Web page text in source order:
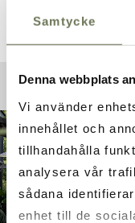
Samtycke
Denna webbplats
Vi använder
innehållet och
tillhandahålla
analysera vår
sådana
enhet till de